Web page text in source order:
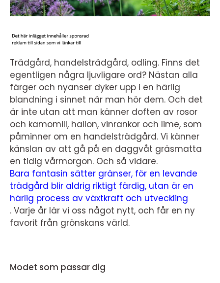
Trädgård, handelsträdgård, odling. Finns det
egentligen några ljuvligare ord? Nästan alla
färger och nyanser dyker upp i en härlig
blandning i sinnet när man hör dem. Och det
är inte utan att man känner doften av rosor
och kamomill, hallon, vinrankor och lime, som
påminner om en handelsträdgård. Vi känner
känslan av att gå på en daggvåt gräsmatta
en tidig vårmorgon. Och så vidare.
Bara fantasin sätter gränser, för en levande
trädgård blir aldrig riktigt färdig, utan är en
härlig process av växtkraft och utveckling
. Varje år lär vi oss något nytt, och får en ny
favorit från grönskans värld.
Modet som passar dig